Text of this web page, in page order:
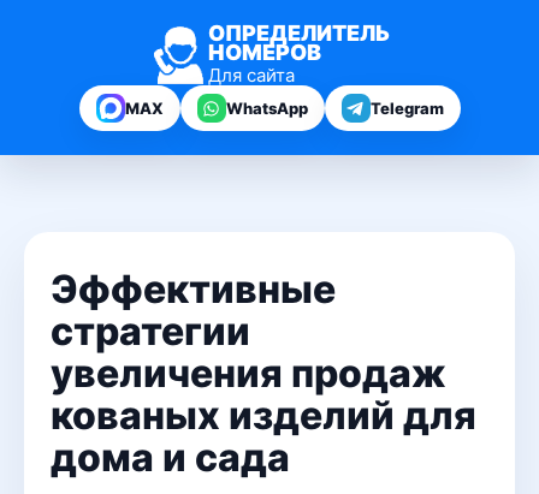
ОПРЕДЕЛИТЕЛЬ
НОМЕРОВ
Для сайта
MAX WhatsApp Telegram
Эффективные
стратегии
увеличения продаж
кованых изделий для
дома и сада